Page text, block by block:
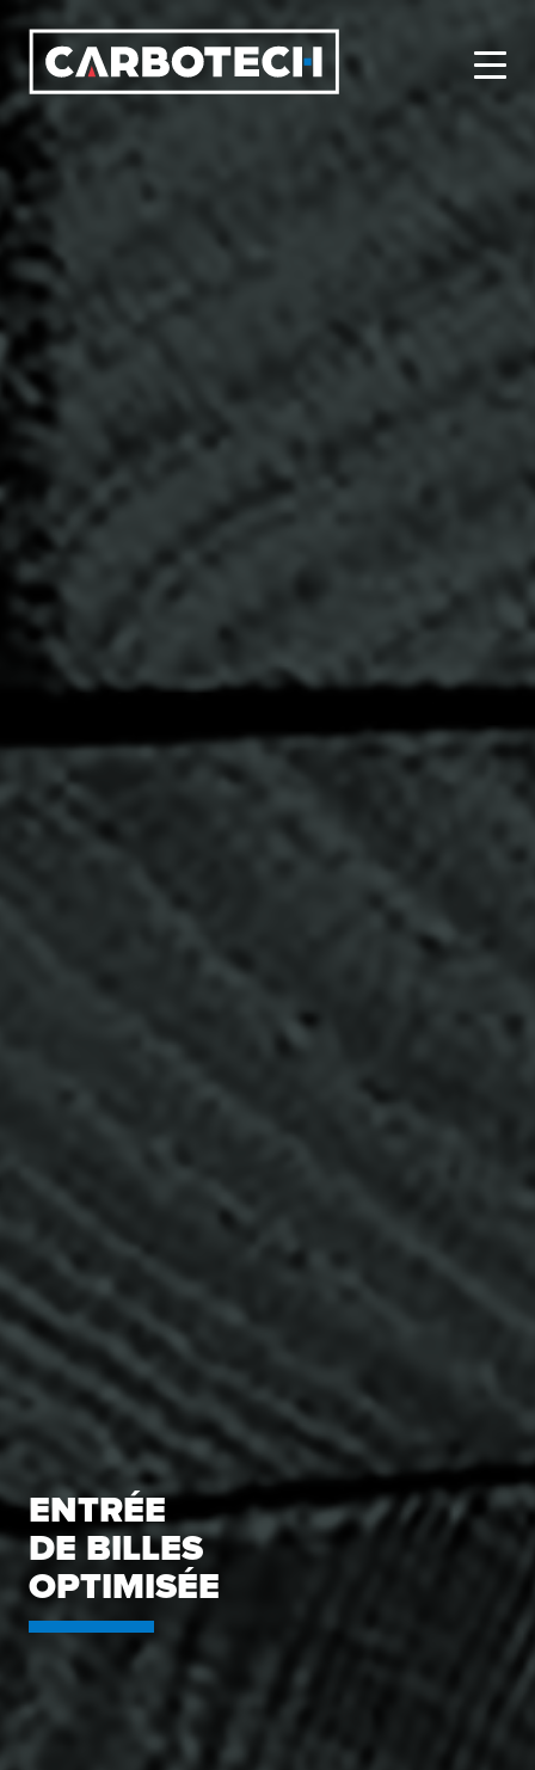
ENTRÉE
DE BILLES
OPTIMISÉE